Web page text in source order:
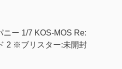
ニー 1/7 KOS-MOS Re:
2 ※ブリスター:未開封